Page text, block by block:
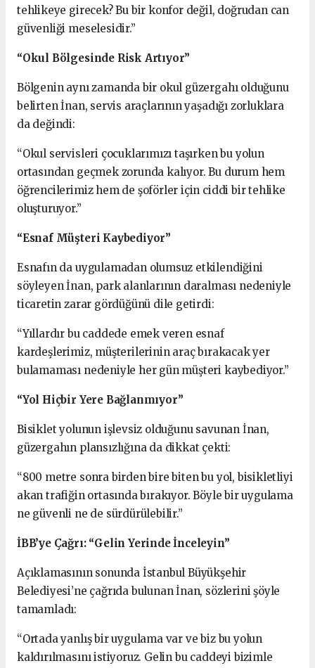
tehlikeye girecek? Bu bir konfor değil, doğrudan can
güvenliği meselesidir.”
“Okul Bölgesinde Risk Artıyor”
Bölgenin aynı zamanda bir okul güzergahı olduğunu
belirten İnan, servis araçlarının yaşadığı zorluklara
da değindi:
“Okul servisleri çocuklarımızı taşırken bu yolun
ortasından geçmek zorunda kalıyor. Bu durum hem
öğrencilerimiz hem de şoförler için ciddi bir tehlike
oluşturuyor.”
“Esnaf Müşteri Kaybediyor”
Esnafın da uygulamadan olumsuz etkilendiğini
söyleyen İnan, park alanlarının daralması nedeniyle
ticaretin zarar gördüğünü dile getirdi:
“Yıllardır bu caddede emek veren esnaf
kardeşlerimiz, müşterilerinin araç bırakacak yer
bulamaması nedeniyle her gün müşteri kaybediyor.”
“Yol Hiçbir Yere Bağlanmıyor”
Bisiklet yolunun işlevsiz olduğunu savunan İnan,
güzergahın plansızlığına da dikkat çekti:
“800 metre sonra birden bire biten bu yol, bisikletliyi
akan trafiğin ortasında bırakıyor. Böyle bir uygulama
ne güvenli ne de sürdürülebilir.”
İBB’ye Çağrı: “Gelin Yerinde İnceleyin”
Açıklamasının sonunda İstanbul Büyükşehir
Belediyesi’ne çağrıda bulunan İnan, sözlerini şöyle
tamamladı:
“Ortada yanlış bir uygulama var ve biz bu yolun
kaldırılmasını istiyoruz. Gelin bu caddeyi bizimle